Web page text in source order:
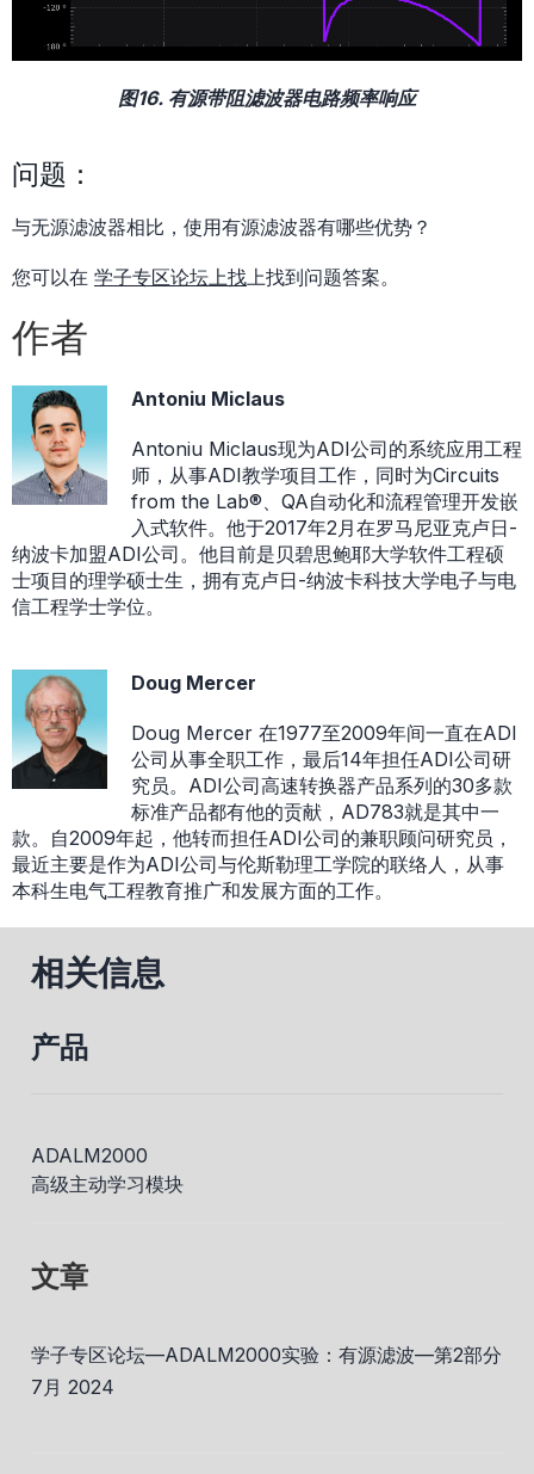
图16. 有源带阻滤波器电路频率响应
问题：
与无源滤波器相比，使用有源滤波器有哪些优势？
您可以在 学子专区论坛上找 上找到问题答案。
作者
Antoniu Miclaus
Antoniu Miclaus现为ADI公司的系统应用工程
师，从事ADI教学项目工作，同时为Circuits
from the Lab®、QA自动化和流程管理开发嵌
入式软件。他于2017年2月在罗马尼亚克卢日-
纳波卡加盟ADI公司。他目前是贝碧思鲍耶大学软件工程硕
士项目的理学硕士生，拥有克卢日-纳波卡科技大学电子与电
信工程学士学位。
Doug Mercer
Doug Mercer 在1977至2009年间一直在ADI
公司从事全职工作，最后14年担任ADI公司研
究员。ADI公司高速转换器产品系列的30多款
标准产品都有他的贡献，AD783就是其中一
款。自2009年起，他转而担任ADI公司的兼职顾问研究员，
最近主要是作为ADI公司与伦斯勒理工学院的联络人，从事
本科生电气工程教育推广和发展方面的工作。
相关信息
产品
ADALM2000
高级主动学习模块
文章
学子专区论坛—ADALM2000实验：有源滤波—第2部分
7月 2024